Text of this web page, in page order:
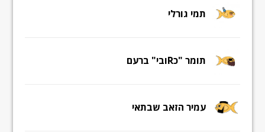
תמי גורלי
תומר "כRובי" ברעם
עמיר הזאב שבתאי